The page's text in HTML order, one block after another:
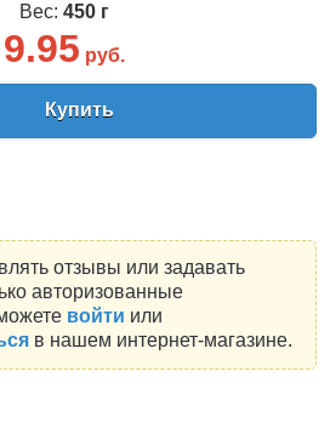
Вес: 450 г
9.95 руб.
Купить
отзывы или задавать
авторизованные
войти или
в нашем интернет-магазине.